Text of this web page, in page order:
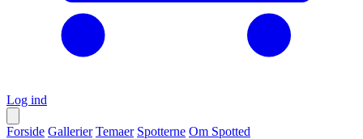
Log ind
Forside Gallerier Temaer Spotterne Om Spotted